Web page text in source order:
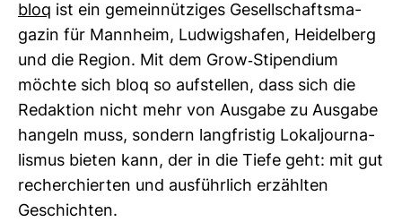
bloq ist ein gemein­nüt­ziges Gesell­schafts­ma­
gazin für Mann­heim, Lud­wigs­hafen, Hei­del­berg
und die Region. Mit dem Grow-​Sti­pen­dium
möchte sich bloq so auf­stellen, dass sich die
Redak­tion nicht mehr von Aus­gabe zu Aus­gabe
han­geln muss, son­dern lang­fristig Lokal­jour­na­
lismus bieten kann, der in die Tiefe geht: mit gut
recher­chierten und aus­führ­lich erzählten
Geschichten.